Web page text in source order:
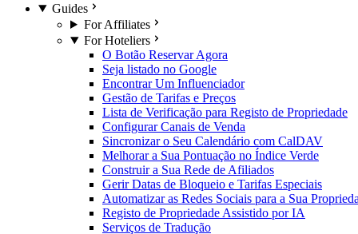
Guides
For Affiliates
For Hoteliers
O Botão Reservar Agora
Seja listado no Google
Encontrar Um Influenciador
Gestão de Tarifas e Preços
Lista de Verificação para Registo de Propriedade
Configurar Canais de Venda
Sincronizar o Seu Calendário com CalDAV
Melhorar a Sua Pontuação no Índice Verde
Construir a Sua Rede de Afiliados
Gerir Datas de Bloqueio e Tarifas Especiais
Automatizar as Redes Sociais para a Sua
Registo de Propriedade Assistido por IA
Serviços de Tradução